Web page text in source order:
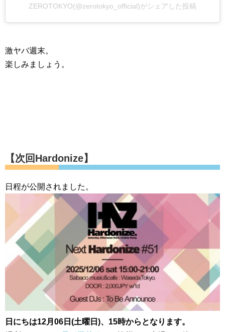
ZEROTOKYO(@zerotokyo_official)がシェアした投稿
激ヤバ週末。
楽しみましょう。
【次回Hardonize】
日程が公開されました。
日にちは12月06日(土曜日)、15時からとなります。